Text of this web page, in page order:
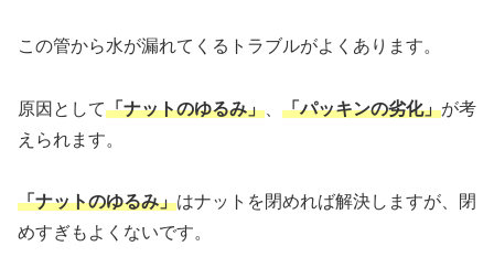
この管から水が漏れてくるトラブルがよくあります。
原因として「ナットのゆるみ」 「パッキンの劣化」が考
えられます。
「ナットのゆるみ」はナットを閉めれば解決しますが、閉
めすぎもよくないです。